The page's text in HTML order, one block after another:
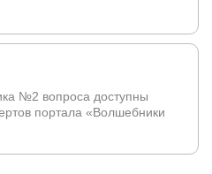
№2 вопроса доступны
портала «Волшебники